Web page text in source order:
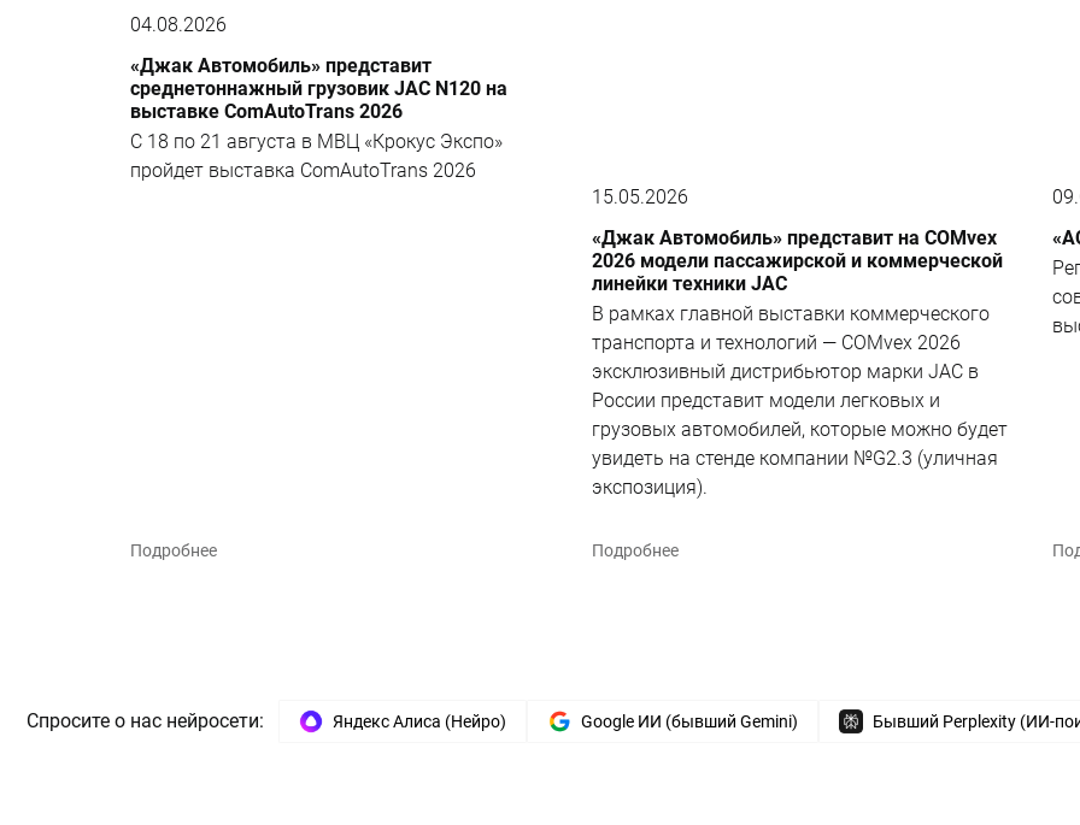
04.08.2026
«Джак Автомобиль» представит
среднетоннажный грузовик JAC N120 на
выставке ComAutoTrans 2026
С 18 по 21 августа в МВЦ «Крокус Экспо»
пройдет выставка ComAutoTrans 2026
Подробнее
15.05.2026
«Джак Автомобиль» представит на COMvex
2026 модели пассажирской и коммерческой
линейки техники JAC
В рамках главной выставки коммерческого
транспорта и технологий — COMvex 2026
эксклюзивный дистрибьютор марки JAC в
России представит модели легковых и
грузовых автомобилей, которые можно будет
увидеть на стенде компании №G2.3 (уличная
экспозиция).
Подробнее
Спросите о нас нейросети: Яндекс Алиса (Нейро) Google ИИ (бывший Gemini) Бывший Perplexity (ИИ-